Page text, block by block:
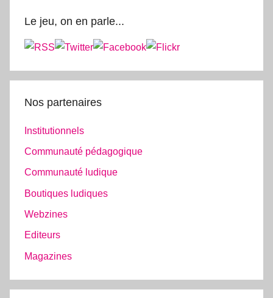
Le jeu, on en parle...
Nos partenaires
Institutionnels
Communauté pédagogique
Communauté ludique
Boutiques ludiques
Webzines
Editeurs
Magazines